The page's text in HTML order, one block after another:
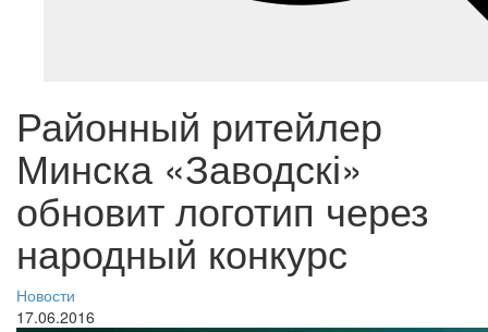
Районный ритейлер
Минска «Заводскі»
обновит логотип через
народный конкурс
Новости
17.06.2016